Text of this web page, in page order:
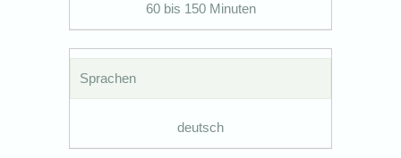
60 bis 150 Minuten
Sprachen
deutsch